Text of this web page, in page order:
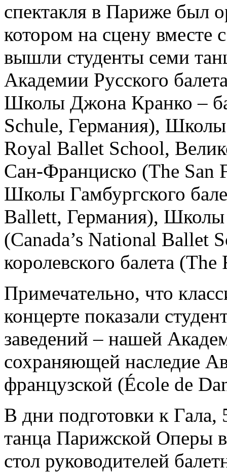
спектакля в Париже был
котором на сцену
вышли студенты семи
Академии Русского
Школы Джона Кранко –
Schule, Германия), Школы
Royal Ballet School,
Сан-Франциско (The
Школы Гамбургского
Ballett, Германия), Школы
(Canada’s National Ballet
королевского балета
Примечательно, что
концерте показали
заведений – нашей
сохраняющей наследие
французской (École de
В дни подготовки к
танца Парижской Оперы
стол руководителей